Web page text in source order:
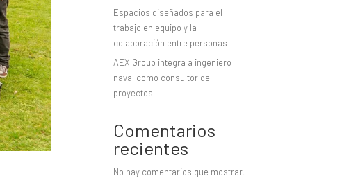
Espacios diseñados para el
trabajo en equipo y la
colaboración entre personas
AEX Group integra a ingeniero
naval como consultor de
proyectos
Comentarios
recientes
No hay comentarios que mostrar.